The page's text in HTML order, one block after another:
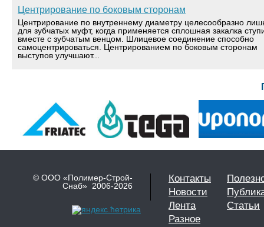
Центрирование по боковым сторонам
Центрирование по внутреннему диаметру целесообразно
для зубчатых муфт, когда применяется сплошная закалка
вместе с зубчатым венцом. Шлицевое соединение способно
самоцентрироваться. Центрированием по боковым сторонам
выступов улучшают...
© ООО «Полимер-Строй-
Снаб» 2006-2026
Контакты
Новости
Лента
Статьи
Разное